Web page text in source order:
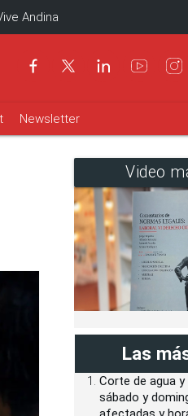
Andina
Newsletter
Video
Las
Corte de agua
sábado y